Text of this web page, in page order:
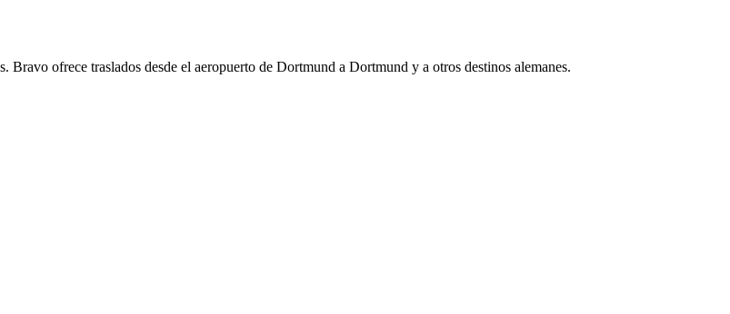
ofrece traslados desde el aeropuerto de Dortmund a Dortmund y a otros destinos alemanes.